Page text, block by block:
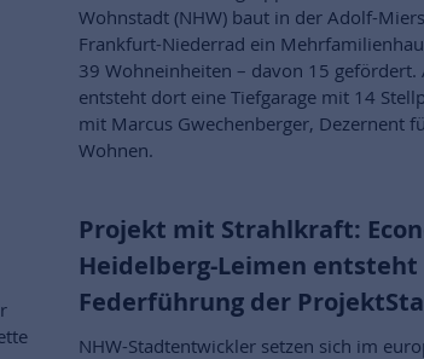
Wohnstadt (NHW) baut in der Adolf-
Frankfurt-Niederrad ein
39 Wohneinheiten – davon 15 gefördert.
entsteht dort eine Tiefgarage mit 14
mit Marcus Gwechenberger, Dezernent
Wohnen.
Projekt mit Strahlkraft:
Heidelberg-Leimen
Federführung der
NHW-Stadtentwickler setzen sich im